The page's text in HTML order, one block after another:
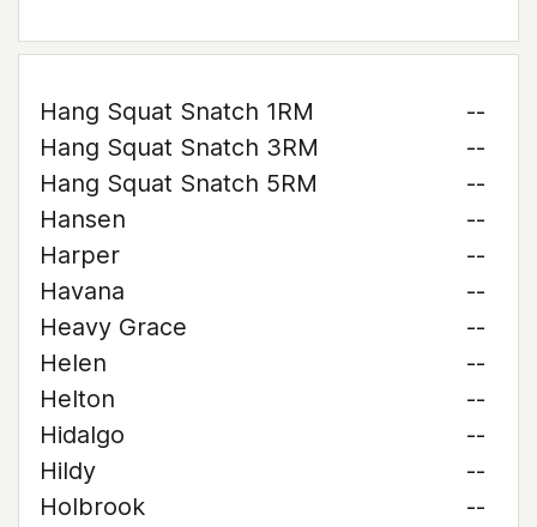
Hang Squat Snatch 1RM
--
Hang Squat Snatch 3RM
--
Hang Squat Snatch 5RM
--
Hansen
--
Harper
--
Havana
--
Heavy Grace
--
Helen
--
Helton
--
Hidalgo
--
Hildy
--
Holbrook
--